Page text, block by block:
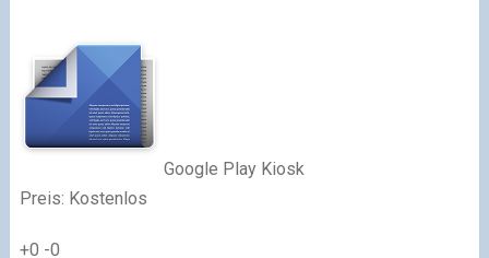
Google Play Kiosk
Preis: Kostenlos
+0 -0